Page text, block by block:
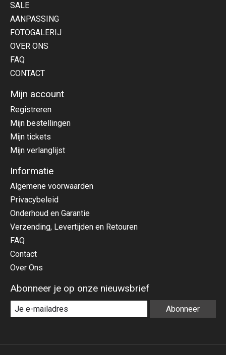
SALE
AANPASSING
FOTOGALERIJ
OVER ONS
FAQ
CONTACT
Mijn account
Registreren
Mijn bestellingen
Mijn tickets
Mijn verlanglijst
Informatie
Algemene voorwaarden
Privacybeleid
Onderhoud en Garantie
Verzending, Levertijden en Retouren
FAQ
Contact
Over Ons
Abonneer je op onze nieuwsbrief
Abonneer